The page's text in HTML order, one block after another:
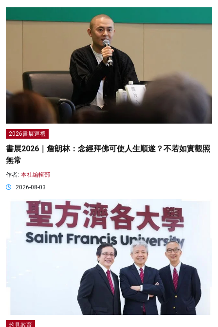
2026書展巡禮
書展2026｜詹朗林：念經拜佛可使人生順遂？不若如實觀照
無常
作者: 本社編輯部
2026-08-03
灼見教育